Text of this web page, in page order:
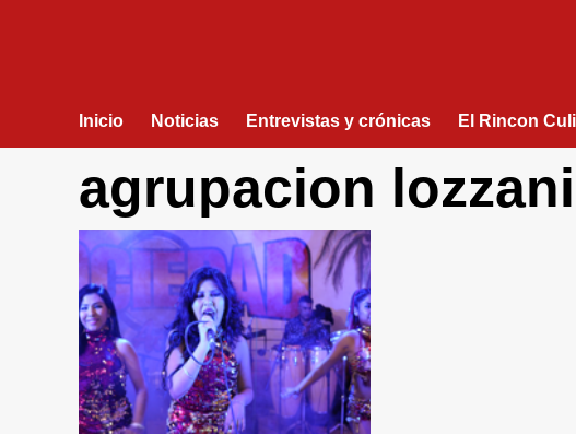
Inicio Noticias Entrevistas y crónicas El Rincon
agrupacion